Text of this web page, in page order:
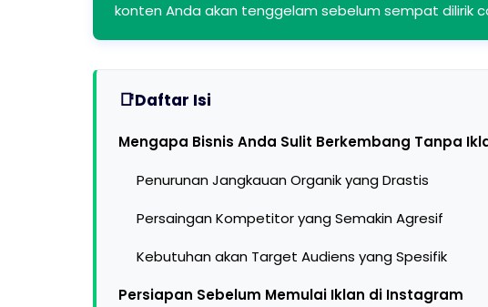
konten Anda akan tenggelam sebelum sempat dilirik
Daftar Isi
Mengapa Bisnis Anda Sulit Berkembang Tanpa
Penurunan Jangkauan Organik yang Drastis
Persaingan Kompetitor yang Semakin Agresif
Kebutuhan akan Target Audiens yang Spesifik
Persiapan Sebelum Memulai Iklan di Instagram